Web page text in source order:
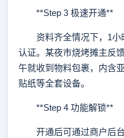
**Step 3 极速开通**
资料齐全情况下，1小
认证。某夜市烧烤摊主反
午就收到物料包裹，内含
贴纸等全套设备。
**Step 4 功能解锁**
开通后可通过商户后台